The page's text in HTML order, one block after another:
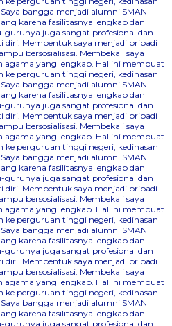
bangga menjadi alumni SMAN
karena fasilitasnya lengkap dan
juga sangat profesional dan
Membentuk saya menjadi pribadi
bersosialisasi. Membekali saya
yang lengkap. Hal ini membuat
ke perguruan tinggi negeri, kedinasan
bangga menjadi alumni SMAN
karena fasilitasnya lengkap dan
juga sangat profesional dan
Membentuk saya menjadi pribadi
bersosialisasi. Membekali saya
yang lengkap. Hal ini membuat
ke perguruan tinggi negeri, kedinasan
bangga menjadi alumni SMAN
karena fasilitasnya lengkap dan
juga sangat profesional dan
Membentuk saya menjadi pribadi
bersosialisasi. Membekali saya
yang lengkap. Hal ini membuat
ke perguruan tinggi negeri, kedinasan
bangga menjadi alumni SMAN
karena fasilitasnya lengkap dan
juga sangat profesional dan
Membentuk saya menjadi pribadi
bersosialisasi. Membekali saya
yang lengkap. Hal ini membuat
ke perguruan tinggi negeri, kedinasan
bangga menjadi alumni SMAN
karena fasilitasnya lengkap dan
juga sangat profesional dan